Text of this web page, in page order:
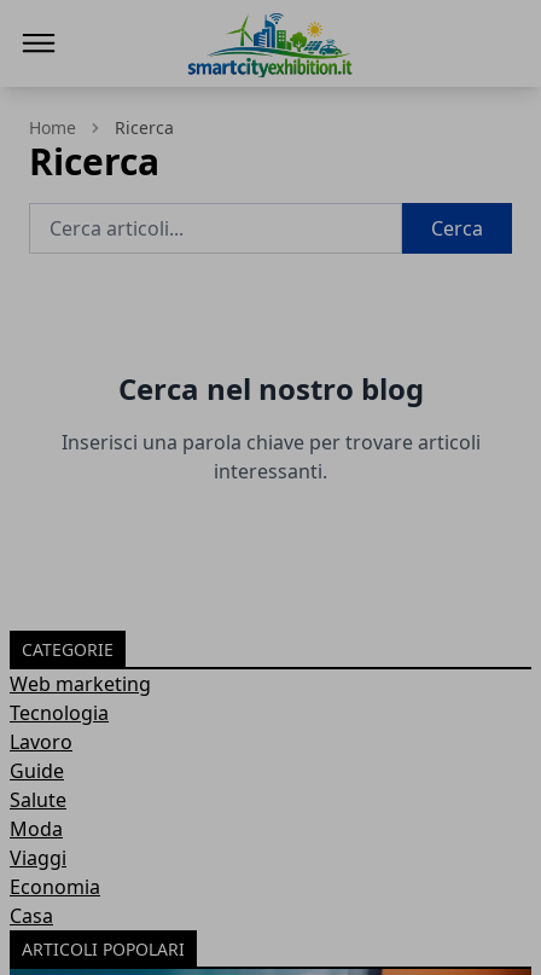
Home Ricerca
Ricerca
Cerca
Cerca nel nostro blog
Inserisci una parola chiave per trovare articoli
interessanti.
CATEGORIE
Web marketing
Tecnologia
Lavoro
Guide
Salute
Moda
Viaggi
Economia
Casa
ARTICOLI POPOLARI